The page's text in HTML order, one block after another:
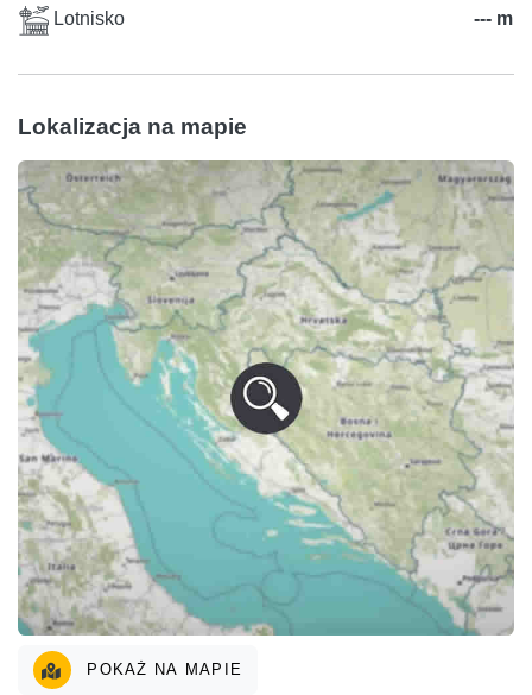
Lotnisko --- m
Lokalizacja na mapie
POKAŻ NA MAPIE